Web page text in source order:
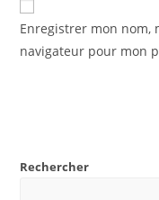
comment
votre
(facultatif)
Enregistrer mon nom,
navigateur pour mon
Rechercher